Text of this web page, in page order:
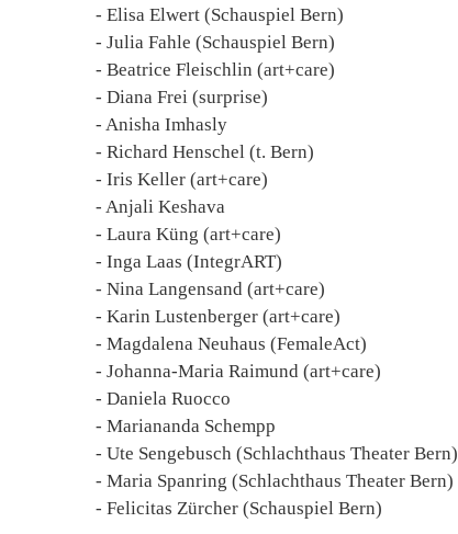
- Elisa Elwert (Schauspiel Bern)
- Julia Fahle (Schauspiel Bern)
- Beatrice Fleischlin (art+care)
- Diana Frei (surprise)
- Anisha Imhasly
- Richard Henschel (t. Bern)
- Iris Keller (art+care)
- Anjali Keshava
- Laura Küng (art+care)
- Inga Laas (IntegrART)
- Nina Langensand (art+care)
- Karin Lustenberger (art+care)
- Magdalena Neuhaus (FemaleAct)
- Johanna-Maria Raimund (art+care)
- Daniela Ruocco
- Mariananda Schempp
- Ute Sengebusch (Schlachthaus Theater Bern)
- Maria Spanring (Schlachthaus Theater Bern)
- Felicitas Zürcher (Schauspiel Bern)